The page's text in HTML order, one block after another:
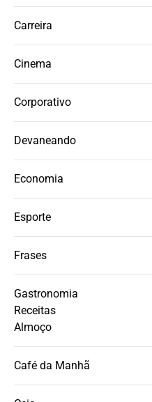
Carreira
Cinema
Corporativo
Devaneando
Economia
Esporte
Frases
Gastronomia
Receitas
Almoço
Café da Manhã